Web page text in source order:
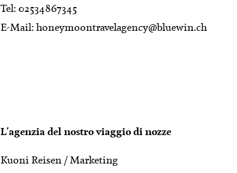
Tel: 02534867345
E-Mail: honeymoontravelagency@bluewin.ch
L'agenzia del nostro viaggio di nozze
Kuoni Reisen / Marketing